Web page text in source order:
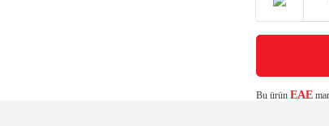
Bu ürün EAE